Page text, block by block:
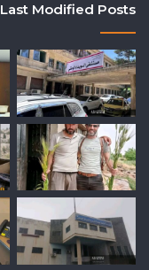
Last Modified Posts